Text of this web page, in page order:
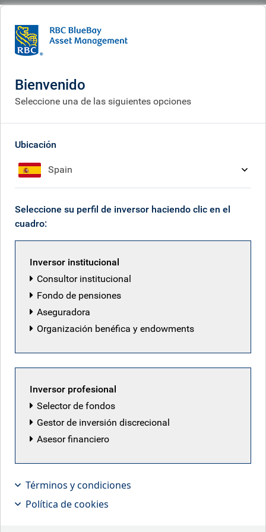
What we think
Grecia y Turquía: arenas
movedizas
Nov 14, 2025
Laurence Bensafi
RBC Emerging Markets Equity team
Bienvenido
Seleccione una de las siguientes opciones
Ubicación
Spain
Seleccione su perfil de inversor haciendo clic en el
cuadro:
Inversor institucional
Consultor institucional
Fondo de pensiones
Aseguradora
Organización benéfica y endowments
Inversor profesional
Selector de fondos
Gestor de inversión discrecional
Asesor financiero
Términos y condiciones
Política de cookies